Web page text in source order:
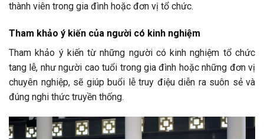
thành viên trong gia đình hoặc đơn vị tổ chức.
Tham khảo ý kiến của người có kinh nghiệm
Tham khảo ý kiến từ những người có kinh nghiệm tổ chức
tang lễ, như người cao tuổi trong gia đình hoặc những đơn vị
chuyên nghiệp, sẽ giúp buổi lễ truy điệu diễn ra suôn sẻ và
đúng nghi thức truyền thống.